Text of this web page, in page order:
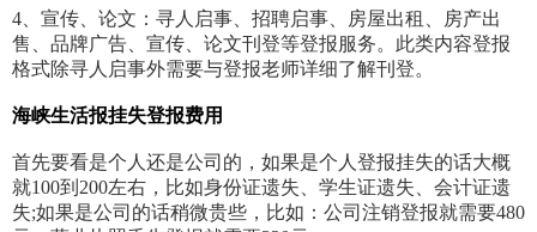
4、宣传、论文：寻人启事、招聘启事、房屋出租、房产出
售、品牌广告、宣传、论文刊登等登报服务。此类内容登报
格式除寻人启事外需要与登报老师详细了解刊登。
海峡生活报挂失登报费用
首先要看是个人还是公司的，如果是个人登报挂失的话大概
就100到200左右，比如身份证遗失、学生证遗失、会计证遗
失;如果是公司的话稍微贵些，比如：公司注销登报就需要480